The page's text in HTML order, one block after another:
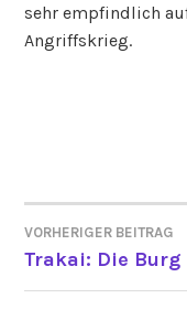
sehr empfindlich
Angriffskrieg.
VORHERIGER BEITRAG
Trakai: Die Burg